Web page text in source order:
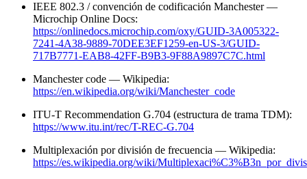
IEEE 802.3 / convención de codificación Manchester —
Microchip Online Docs:
https://onlinedocs.microchip.com/oxy/GUID-3A005322-
7241-4A38-9889-70DEE3EF1259-en-US-3/GUID-
717B7771-EAB8-42FF-B9B3-9F88A9897C7C.html
Manchester code — Wikipedia:
https://en.wikipedia.org/wiki/Manchester_code
ITU-T Recommendation G.704 (estructura de trama TDM):
https://www.itu.int/rec/T-REC-G.704
Multiplexación por división de frecuencia — Wikipedia:
https://es.wikipedia.org/wiki/